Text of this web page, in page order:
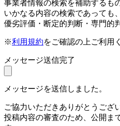
事業者情報の検索を補助するも
いかなる内容の検索であっても
優劣評価・断定的判断・専門的
※利用規約をご確認の上ご利用
メッセージ送信完了
メッセージを送信しました。
ご協力いただきありがとうござ
投稿内容の審査のため、公開ま